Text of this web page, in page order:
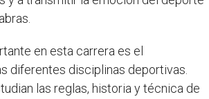
en esta carrera es el
diferentes disciplinas deportivas.
las reglas, historia y técnica de